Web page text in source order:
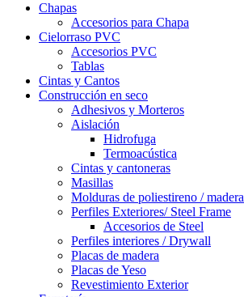
Chapas
Accesorios para Chapa
Cielorraso PVC
Accesorios PVC
Tablas
Cintas y Cantos
Construcción en seco
Adhesivos y Morteros
Aislación
Hidrofuga
Termoacústica
Cintas y cantoneras
Masillas
Molduras de poliestireno / madera
Perfiles Exteriores/ Steel Frame
Accesorios de Steel
Perfiles interiores / Drywall
Placas de madera
Placas de Yeso
Revestimiento Exterior